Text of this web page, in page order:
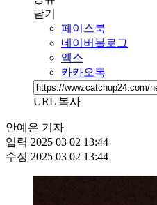
닫기
페이스북
네이버블로그
엑스
카카오톡
URL 복사
안예은 기자
입력 2025 03 02 13:44
수정 2025 03 02 13:44